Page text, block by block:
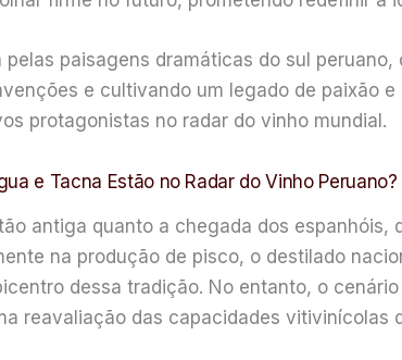
paisagens dramáticas do sul
e cultivando um legado de paixão
protagonistas no radar do vinho mundial.
e Tacna Estão no Radar do Vinho Peruano?
antiga quanto a chegada dos
na produção de pisco, o destilado
dessa tradição. No entanto, o
reavaliação das capacidades vitivinícolas